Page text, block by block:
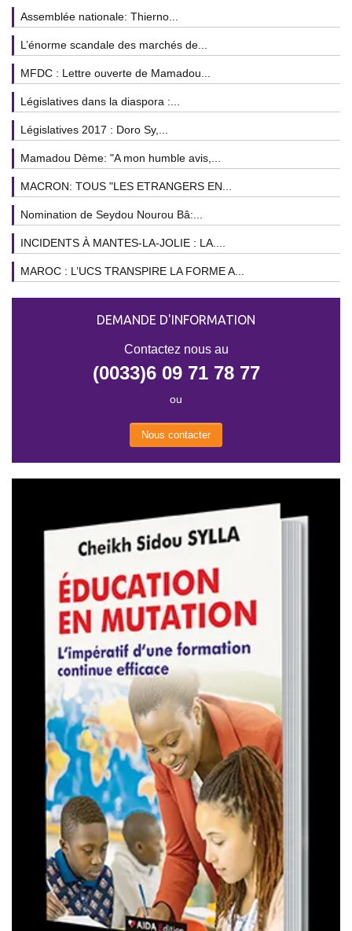
Assemblée nationale: Thierno...
L’énorme scandale des marchés de...
MFDC : Lettre ouverte de Mamadou...
Législatives dans la diaspora :...
Législatives 2017 : Doro Sy,...
Mamadou Dème: "A mon humble avis,...
MACRON: TOUS "LES ETRANGERS EN...
Nomination de Seydou Nourou Bâ:...
INCIDENTS À MANTES-LA-JOLIE : LA....
MAROC : L’UCS TRANSPIRE LA FORME A...
DEMANDE D'INFORMATION
Contactez nous au
(0033)6 09 71 78 77
ou
Nous contacter